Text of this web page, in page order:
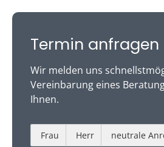
Termin anfragen
Wir melden uns
Vereinbarung eines
Ihnen.
Frau Herr neutrale